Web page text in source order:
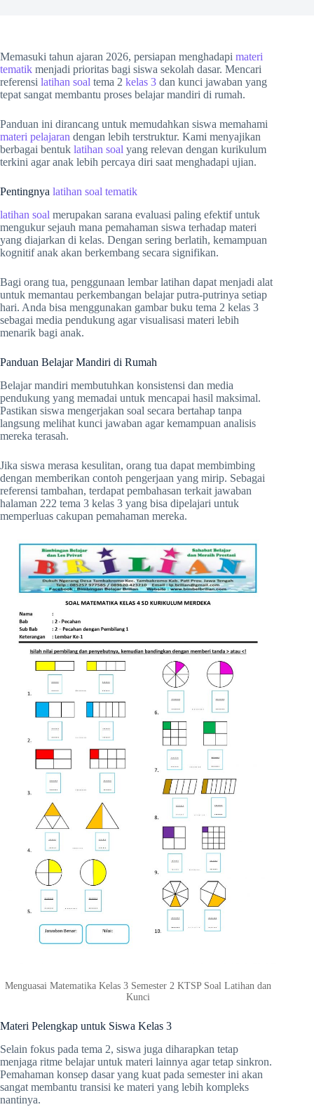
Memasuki tahun ajaran 2026, persiapan menghadapi materi
tematik menjadi prioritas bagi siswa sekolah dasar. Mencari
referensi latihan soal tema 2 kelas 3 dan kunci jawaban yang
tepat sangat membantu proses belajar mandiri di rumah.
Panduan ini dirancang untuk memudahkan siswa memahami
materi pelajaran dengan lebih terstruktur. Kami menyajikan
berbagai bentuk latihan soal yang relevan dengan kurikulum
terkini agar anak lebih percaya diri saat menghadapi ujian.
Pentingnya latihan soal tematik
latihan soal merupakan sarana evaluasi paling efektif untuk
mengukur sejauh mana pemahaman siswa terhadap materi
yang diajarkan di kelas. Dengan sering berlatih, kemampuan
kognitif anak akan berkembang secara signifikan.
Bagi orang tua, penggunaan lembar latihan dapat menjadi alat
untuk memantau perkembangan belajar putra-putrinya setiap
hari. Anda bisa menggunakan gambar buku tema 2 kelas 3
sebagai media pendukung agar visualisasi materi lebih
menarik bagi anak.
Panduan Belajar Mandiri di Rumah
Belajar mandiri membutuhkan konsistensi dan media
pendukung yang memadai untuk mencapai hasil maksimal.
Pastikan siswa mengerjakan soal secara bertahap tanpa
langsung melihat kunci jawaban agar kemampuan analisis
mereka terasah.
Jika siswa merasa kesulitan, orang tua dapat membimbing
dengan memberikan contoh pengerjaan yang mirip. Sebagai
referensi tambahan, terdapat pembahasan terkait jawaban
halaman 222 tema 3 kelas 3 yang bisa dipelajari untuk
memperluas cakupan pemahaman mereka.
Menguasai Matematika Kelas 3 Semester 2 KTSP Soal Latihan dan
Kunci
Materi Pelengkap untuk Siswa Kelas 3
Selain fokus pada tema 2, siswa juga diharapkan tetap
menjaga ritme belajar untuk materi lainnya agar tetap sinkron.
Pemahaman konsep dasar yang kuat pada semester ini akan
sangat membantu transisi ke materi yang lebih kompleks
nantinya.